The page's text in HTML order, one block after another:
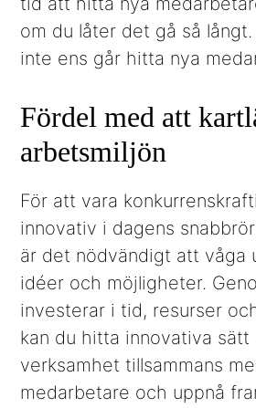
om du låter det gå så
inte ens går hitta nya
Fördel med att
arbetsmiljön
För att vara
innovativ i dagens
är det nödvändigt att våga
idéer och möjligheter.
investerar i tid, resurser
kan du hitta innovativa
verksamhet tillsammans
medarbetare och uppnå